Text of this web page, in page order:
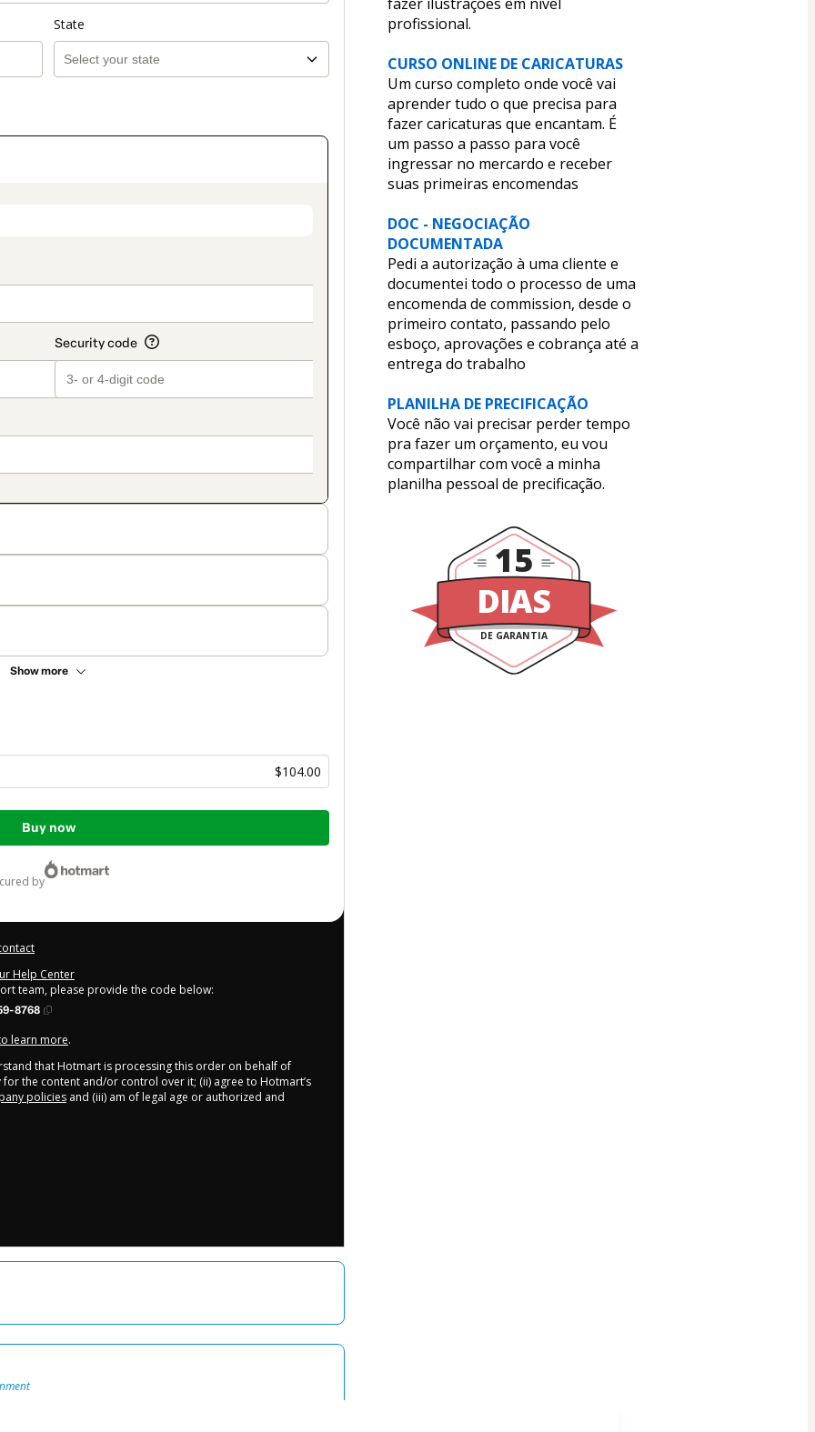
State
Show more
$104.00
Buy now
by
Help Center
team, please provide the code below:
8768
learn more.
that Hotmart is processing this order on behalf of
the content and/or control over it; (ii) agree to Hotmart’s
policies and (iii) am of legal age or authorized and
profissional.
CURSO ONLINE DE CARICATURAS
Um curso completo onde você vai
aprender tudo o que precisa para
fazer caricaturas que encantam. É
um passo a passo para você
ingressar no mercardo e receber
suas primeiras encomendas
DOC - NEGOCIAÇÃO
DOCUMENTADA
Pedi a autorização à uma cliente e
documentei todo o processo de uma
encomenda de commission, desde o
primeiro contato, passando pelo
esboço, aprovações e cobrança até a
entrega do trabalho
PLANILHA DE PRECIFICAÇÃO
Você não vai precisar perder tempo
pra fazer um orçamento, eu vou
compartilhar com você a minha
planilha pessoal de precificação.
DIAS
DE GARANTIA
15